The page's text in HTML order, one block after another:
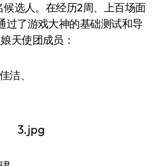
选人。在经历2周、上百场面
过了游戏大神的基础测试和导
天使团成员：
、